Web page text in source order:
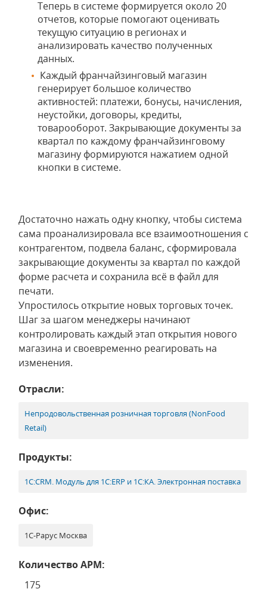
Теперь в системе формируется около 20
отчетов, которые помогают оценивать
текущую ситуацию в регионах и
анализировать качество полученных
данных.
Каждый франчайзинговый магазин
генерирует большое количество
активностей: платежи, бонусы, начисления,
неустойки, договоры, кредиты,
товарооборот. Закрывающие документы за
квартал по каждому франчайзинговому
магазину формируются нажатием одной
кнопки в системе.
Достаточно нажать одну кнопку, чтобы система
сама проанализировала все взаимоотношения с
контрагентом, подвела баланс, сформировала
закрывающие документы за квартал по каждой
форме расчета и сохранила всё в файл для
печати.
Упростилось открытие новых торговых точек.
Шаг за шагом менеджеры начинают
контролировать каждый этап открытия нового
магазина и своевременно реагировать на
изменения.
Отрасли:
Непродовольственная розничная торговля (NonFood
Retail)
Продукты:
1С:CRM. Модуль для 1С:ERP и 1С:КА. Электронная поставка
Офис:
1С-Рарус Москва
Количество АРМ:
175